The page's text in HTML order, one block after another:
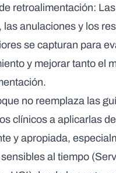
retroalimentación:
las anulaciones y los
se capturan para
y mejorar tanto el
no reemplaza las
clínicos a aplicarlas
y apropiada,
al tiempo